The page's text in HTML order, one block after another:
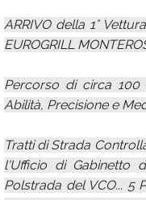
ARRIVO della 1°
EUROGRILL
Percorso di circa 100
Abilità, Precisione e
Tratti di Strada
l'Ufficio di Gabinetto
Polstrada del VCO... 5